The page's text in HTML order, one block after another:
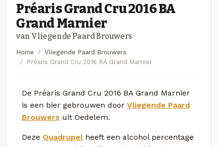
Préaris Grand Cru 2016 BA
Grand Marnier
van Vliegende Paard Brouwers
Home
Vliegende Paard Brouwers
Préaris Grand Cru 2016 BA Grand Marnier
De Préaris Grand Cru 2016 BA Grand Marnier
is een bier gebrouwen door Vliegende Paard
Brouwers uit Oedelem.
Deze Quadrupel heeft een alcohol percentage